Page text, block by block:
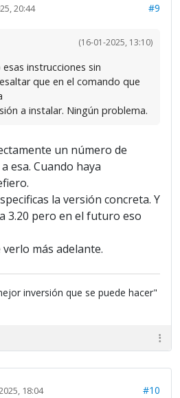
20:44 #9
(16-01-2025, 13:10)
instrucciones sin
que en el comando que
a instalar. Ningún problema.
un número de
esa. Cuando haya
la versión concreta. Y
3.20 pero en el futuro eso
más adelante.
inversión que se puede hacer"
18:04 #10